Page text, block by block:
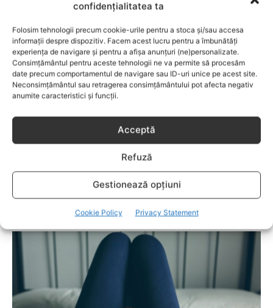
confidențialitatea ta
Folosim tehnologii precum cookie-urile pentru a stoca și/sau accesa
informații despre dispozitiv. Facem acest lucru pentru a îmbunătăți
experiența de navigare și pentru a afișa anunțuri (ne)personalizate.
Consimțământul pentru aceste tehnologii ne va permite să procesăm
date precum comportamentul de navigare sau ID-uri unice pe acest site.
Neconsimțământul sau retragerea consimțământului pot afecta negativ
anumite caracteristici și funcții.
Acceptă
Refuză
Gestionează opțiuni
Cookie Policy Privacy Statement
Îngrijirea pielii în timpul sarcinii – Ritualul
pentru un ten impecabil
INGRIJIREA IN SARCINA
Cum sa preveniti vergeturile in timpul